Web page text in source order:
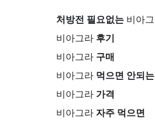
처방전 필요없는 비아
비아그라 후기
비아그라 구매
비아그라 먹으면 안되
비아그라 가격
비아그라자주 먹으면